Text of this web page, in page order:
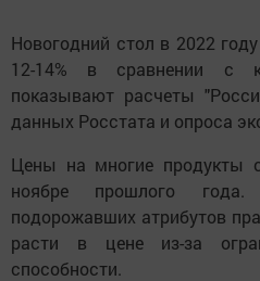
Новогодний стол в 2022
12-14% в сравнении с
показывают расчеты
данных Росстата и опроса
Цены на многие продукты
ноябре прошлого
подорожавших атрибутов
расти в цене из-за
способности.